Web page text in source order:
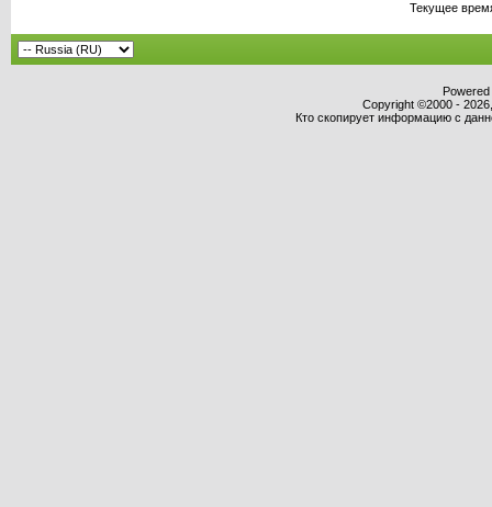
Текущее
Copyright ©2000 -
Кто скопирует информацию с